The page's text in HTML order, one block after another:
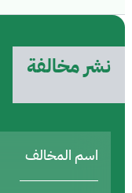
نشر مخالفة
اسم المخالف